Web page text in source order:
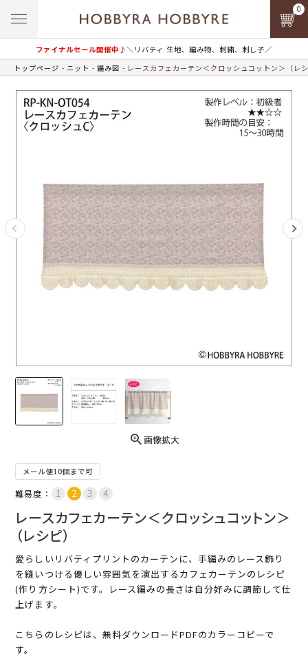
ファイナルセール開催中♪＼リバティ 生地、編み物、刺繍、刺し子／
0
トップページ ニット 編み図 レースカフェカーテン＜クロッシュコットン＞（レ
画像拡大
メール便10個まで可
難易度：
レースカフェカーテン＜クロッシュコットン＞
（レシピ）
愛らしいリバティプリントのカーテンに、手編みのレース飾り
を縫いつける優しい雰囲気を演出するカフェカーテンのレシピ
(作り方シート)です。レース編みの長さは自分好みに調節して仕
上げます。
こちらのレシピは、無料ダウンロードPDFのカラーコピーで
す。